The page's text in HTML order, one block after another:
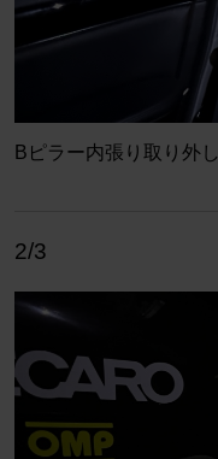
Bピラー内張り取り外し
2/3